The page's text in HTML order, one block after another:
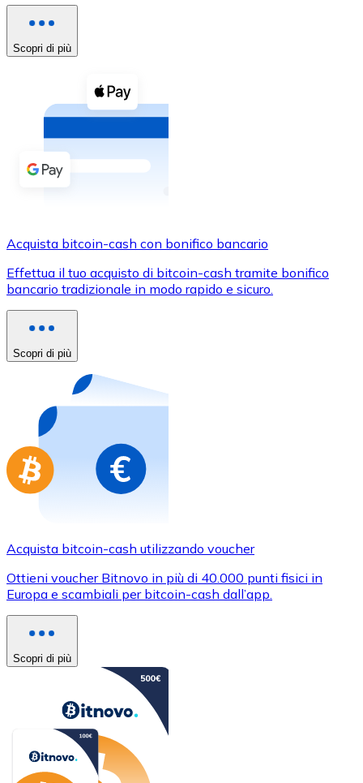
Vedi tutto
Buoni cripto
Acquista criptovalute in contanti e altri mezzi di
Acquista con contanti
Bonifico SEPA
Usa le carte Visa e Mastercard per acquistare
Acquista con carta
Acquista gift card dei tuoi marchi preferiti con
Vai al negozio di carte regalo
Scopri di più
Acquista bitcoin-cash con bonifico bancario
Effettua il tuo acquisto di bitcoin-cash tramite bonifico
bancario tradizionale in modo rapido e sicuro.
Scopri di più
Acquista bitcoin-cash utilizzando voucher
Ottieni voucher Bitnovo in più di 40.000 punti fisici in
Europa e scambiali per bitcoin-cash dall’app.
Scopri di più